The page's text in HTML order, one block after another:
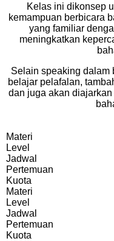
Kelas ini dikonsep
kemampuan berbicara
yang familiar
meningkatkan
Selain speaking dalam
belajar pelafalan,
dan juga akan
Materi
Level
Jadwal
Pertemuan
Kuota
Materi
Level
Jadwal
Pertemuan
Kuota